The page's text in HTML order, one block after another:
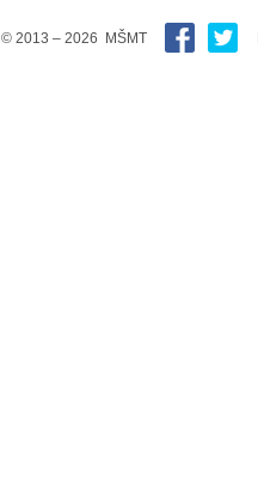
© 2013 – 2026 MŠMT